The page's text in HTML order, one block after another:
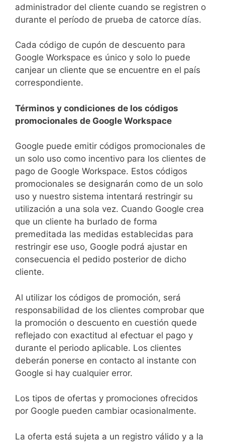
administrador del cliente cuando se registren o
durante el período de prueba de catorce días.
Cada código de cupón de descuento para
Google Workspace es único y solo lo puede
canjear un cliente que se encuentre en el país
correspondiente.
Términos y condiciones de los códigos
promocionales de Google Workspace
Google puede emitir códigos promocionales de
un solo uso como incentivo para los clientes de
pago de Google Workspace. Estos códigos
promocionales se designarán como de un solo
uso y nuestro sistema intentará restringir su
utilización a una sola vez. Cuando Google crea
que un cliente ha burlado de forma
premeditada las medidas establecidas para
restringir ese uso, Google podrá ajustar en
consecuencia el pedido posterior de dicho
cliente.
Al utilizar los códigos de promoción, será
responsabilidad de los clientes comprobar que
la promoción o descuento en cuestión quede
reflejado con exactitud al efectuar el pago y
durante el periodo aplicable. Los clientes
deberán ponerse en contacto al instante con
Google si hay cualquier error.
Los tipos de ofertas y promociones ofrecidos
por Google pueden cambiar ocasionalmente.
La oferta está sujeta a un registro válido y a la